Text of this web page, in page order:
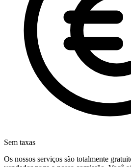
Sem taxas
Os nossos serviços são totalmente